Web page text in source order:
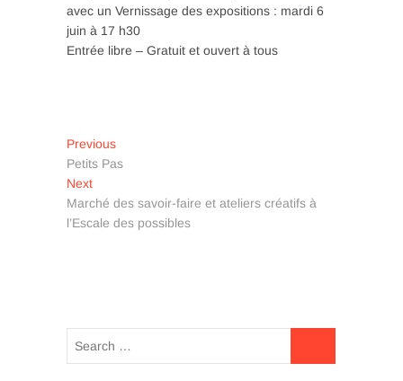
avec un Vernissage des expositions : mardi 6
juin à 17 h30
Entrée libre – Gratuit et ouvert à tous
Navigation
de
l’article
PreviousPrevious
post:
Petits Pas
NextNext
post:
Marché des savoir-faire et ateliers créatifs à
l’Escale des possibles